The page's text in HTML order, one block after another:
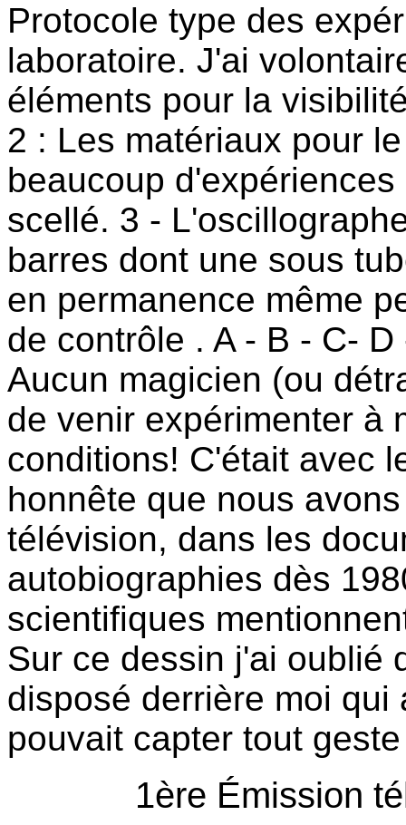
Protocole type des
laboratoire. J'ai
éléments pour la
2 : Les matériaux pour
beaucoup
scellé. 3 -
barres dont une sous
en permanence même
de contrôle . A - B - C-
Aucun magicien (ou
de venir expérimenter à
conditions! C'était avec
honnête que nous
télévision, dans les
autobiographies dès
scientifiques
Sur ce dessin j'ai oublié
disposé derrière moi
pouvait capter tout
1ère Émission